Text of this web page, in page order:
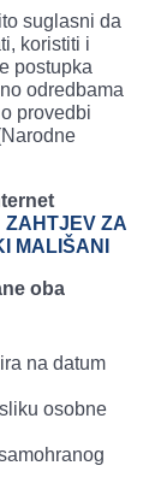
suglasni da
koristiti i
postupka
odredbama
provedbi
ZAHTJEV ZA
MALIŠANI
oba
na datum
osobne